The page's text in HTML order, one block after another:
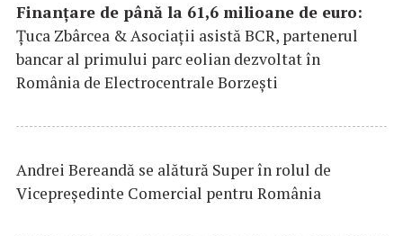
Finanțare de până la 61,6 milioane de euro:
Țuca Zbârcea & Asociații asistă BCR, partenerul
bancar al primului parc eolian dezvoltat în
România de Electrocentrale Borzești
Andrei Bereandă se alătură Super în rolul de
Vicepreședinte Comercial pentru România